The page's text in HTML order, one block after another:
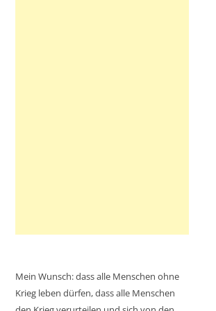
Mein Wunsch: dass alle Menschen ohne
Krieg leben dürfen, dass alle Menschen